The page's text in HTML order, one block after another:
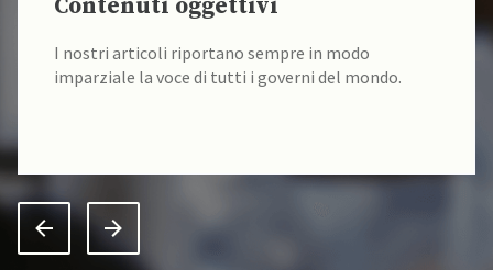
Contenuti oggettivi
I nostri articoli riportano sempre in modo
imparziale la voce di tutti i governi del mondo.